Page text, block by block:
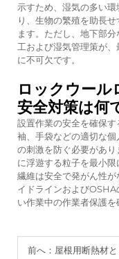
示すため、湿気の多い
り、生物の繁殖を助長
ます。ただし、地下部
工および湿気管理策が
に不可欠です。
ロックウール
安全対策は何
設置作業の安全を確保
袖、手袋などの適切な
の刺激を防ぐ必要があ
に浮遊する粒子を最小
繊維は安全で発がん性
イドラインおよび
い作業中の作業者保護を
前へ： 屋根用断熱材とし